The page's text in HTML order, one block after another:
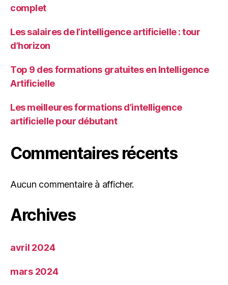
complet
Les salaires de l’intelligence artificielle : tour
d’horizon
Top 9 des formations gratuites en Intelligence
Artificielle
Les meilleures formations d’intelligence
artificielle pour débutant
Commentaires récents
Aucun commentaire à afficher.
Archives
avril 2024
mars 2024